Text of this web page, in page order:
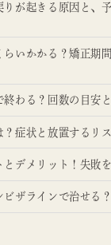
が起きる原因と、
らいかかる？矯正期
終わる？回数の目安
症状と放置するリ
デメリット！失敗
ザラインで治せる